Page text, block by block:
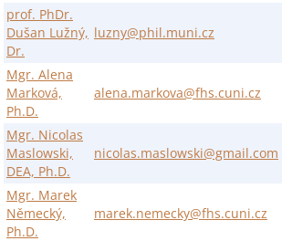
prof. PhDr.
Dušan Lužný,
Dr.
luzny@phil.muni.cz
Mgr. Alena
Marková,
Ph.D.
alena.markova@fhs.cuni.cz
Mgr. Nicolas
Maslowski,
DEA, Ph.D.
nicolas.maslowski@gmail.com
Mgr. Marek
Německý,
Ph.D.
marek.nemecky@fhs.cuni.cz